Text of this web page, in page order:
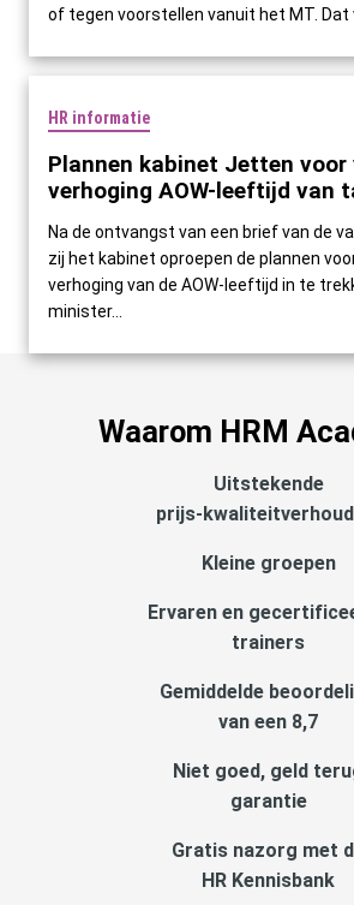
of tegen voorstellen vanuit het MT. Dat
HR informatie
Plannen kabinet Jetten voor
verhoging AOW-leeftijd van
Na de ontvangst van een brief van de
zij het kabinet oproepen de plannen
verhoging van de AOW-leeftijd in te
minister...
Waarom HRM
Uitstekende
prijs-
Kleine groepen
Ervaren en
trainers
Gemiddelde
van een 8,7
Niet goed, geld
garantie
Gratis nazorg met
HR Kennisbank